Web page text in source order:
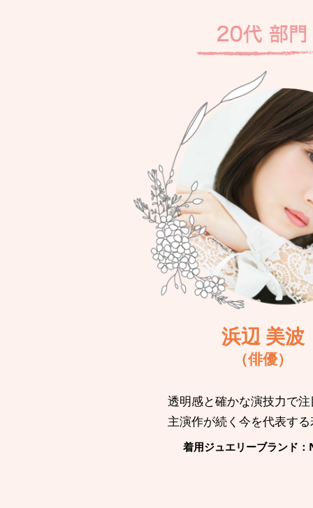
浜辺 美波
（俳優）
透明感と確かな演技力で
主演作が続く今を代表す
着用ジュエリーブランド：